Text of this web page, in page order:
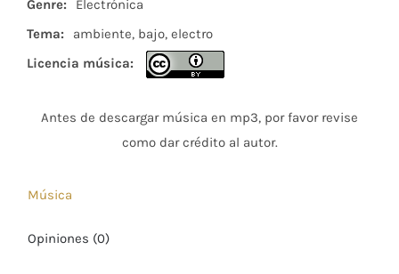
Genre:
Electrónica
Tema:
ambiente, bajo, electro
Licencia música:
Antes de descargar música en mp3, por favor revise
como dar crédito al autor.
Música
Opiniones (0)